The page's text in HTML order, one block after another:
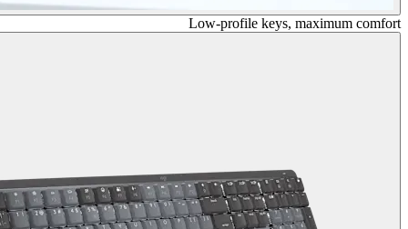
Low-profile keys, maximum comfort